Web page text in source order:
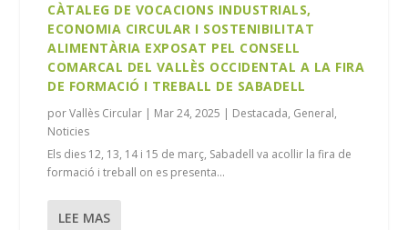
CÀTALEG DE VOCACIONS INDUSTRIALS,
ECONOMIA CIRCULAR I SOSTENIBILITAT
ALIMENTÀRIA EXPOSAT PEL CONSELL
COMARCAL DEL VALLÈS OCCIDENTAL A LA FIRA
DE FORMACIÓ I TREBALL DE SABADELL
porVallès Circular | Mar 24, 2025 | Destacada, General,
Noticies
Els dies 12, 13, 14 i 15 de març, Sabadell va acollir la fira de
formació i treball on es presenta...
LEE MAS